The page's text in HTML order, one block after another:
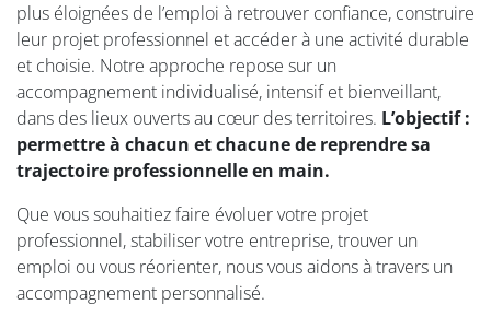
plus éloignées de l’emploi à retrouver confiance, construire
leur projet professionnel et accéder à une activité durable
et choisie. Notre approche repose sur un
accompagnement individualisé, intensif et bienveillant,
dans des lieux ouverts au cœur des territoires. L’objectif :
permettre à chacun et chacune de reprendre sa
trajectoire professionnelle en main.
Que vous souhaitiez faire évoluer votre projet
professionnel, stabiliser votre entreprise, trouver un
emploi ou vous réorienter, nous vous aidons à travers un
accompagnement personnalisé.